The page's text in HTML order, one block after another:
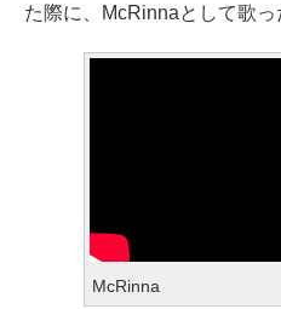
た際に、McRinnaとして歌っ
McRinna